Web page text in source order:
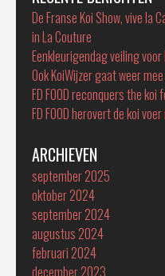
De Franse Koi Show, vive la
in La Couture
Eenkleurigendag veiling
Ook KoiWijzer gaat weer
FD FOOD reconquers the koi
FD FOOD herovert de koi
ARCHIEVEN
september 2025
oktober 2024
september 2024
augustus 2024
februari 2024
december 2023